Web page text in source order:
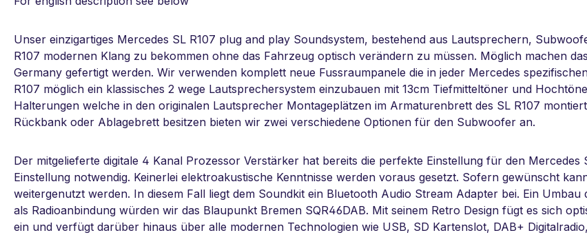
Unser einzigartiges Mercedes SL R107 plug and play Soundsystem, bestehend aus Lautsprechern,
R107 modernen Klang zu bekommen ohne das Fahrzeug optisch verändern zu müssen. Möglich machen
Germany gefertigt werden. Wir verwenden komplett neue Fussraumpanele die in jeder Mercedes
R107 möglich ein klassisches 2 wege Lautsprechersystem einzubauen mit 13cm Tiefmitteltöner und
Halterungen welche in den originalen Lautsprecher Montageplätzen im Armaturenbrett des SL R107
Rückbank oder Ablagebrett besitzen bieten wir zwei verschiedene Optionen für den Subwoofer an.
Der mitgelieferte digitale 4 Kanal Prozessor Verstärker hat bereits die perfekte Einstellung für den
Einstellung notwendig. Keinerlei elektroakustische Kenntnisse werden voraus gesetzt. Sofern gewünscht
weitergenutzt werden. In diesem Fall liegt dem Soundkit ein Bluetooth Audio Stream Adapter bei. Ein
als Radioanbindung würden wir das Blaupunkt Bremen SQR46DAB. Mit seinem Retro Design fügt es sich
ein und verfügt darüber hinaus über alle modernen Technologien wie USB, SD Kartenslot, DAB+